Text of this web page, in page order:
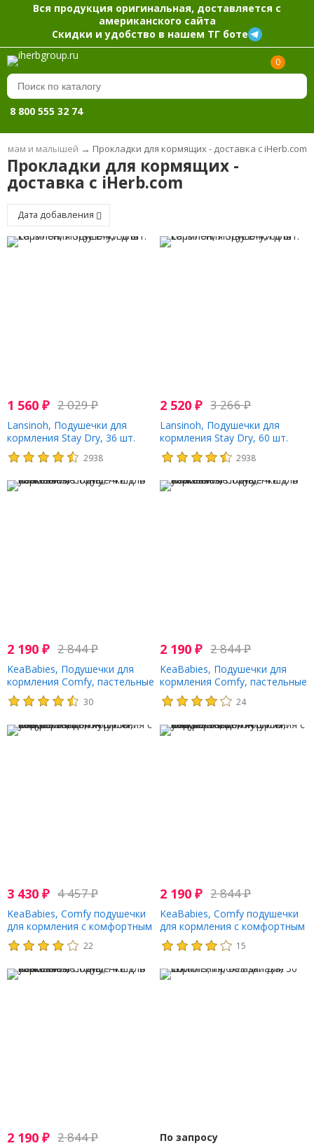
Вся продукция оригинальная, доставляется с
американского сайта
Скидки и удобство в нашем ТГ боте
0
8 800 555 32 74
мам и малышей → Прокладки для кормящих - доставка с iHerb.com
Прокладки для кормящих -
доставка с iHerb.com
Дата добавления
1 560 ₽ 2 029₽
Lansinoh, Подушечки для
кормления Stay Dry, 36 шт.
2938
2 520₽ 3 266₽
Lansinoh, Подушечки для
кормления Stay Dry, 60 шт.
2938
2 190 ₽ 2 844₽
KeaBabies, Подушечки для
кормления Comfy, пастельные
тона, 14 шт. В упаковке
30
2 190₽ 2 844₽
KeaBabies, Подушечки для
кормления Comfy, пастельные
тона, 14 шт. В упаковке
24
3 430 ₽ 4 457₽
KeaBabies, Comfy подушечки
для кормления с комфортным
контуром, мягкие белые, 14
шт. В упаковке 22
2 190₽ 2 844₽
KeaBabies, Comfy подушечки
для кормления с комфортным
контуром, мягкие белые, 14
шт. В упаковке 15
2 190 ₽ 2 844₽
По запросу